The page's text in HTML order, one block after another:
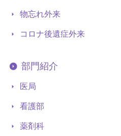
物忘れ外来
コロナ後遺症外来
部門紹介
医局
看護部
薬剤科